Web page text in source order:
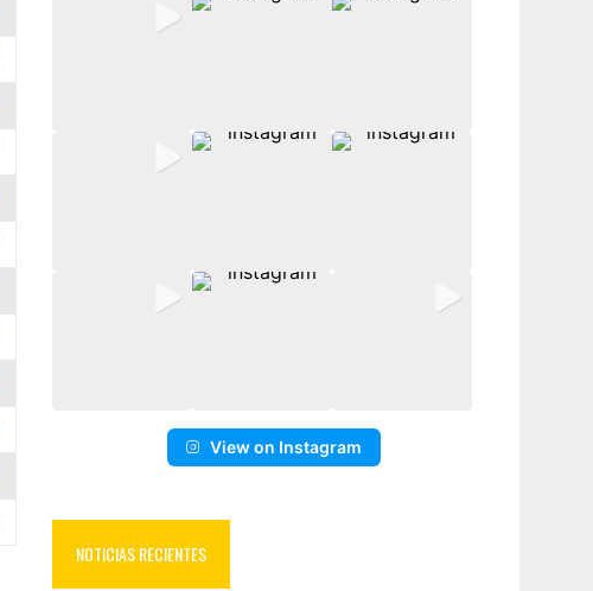
View on Instagram
NOTICIAS RECIENTES